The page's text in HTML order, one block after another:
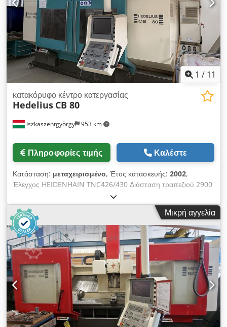
1 / 11
Iszkaszentgyörgy 953 km
κατακόρυφο κέντρο κατεργασίας
Hedelius CB 80
Πληροφορίες τιμής Καλέστε
Κατάσταση: μεταχειρισμένο, Έτος κατασκευής: 2002,
Έλεγχος HEIDENHAIN TNC426/430 Διάσταση τραπεζιού 2900
x 750 mm Φορτίο τραπεζιού 2800 kg Διαδρομή Χ 2300 mm
Chedpfey T Ht Dsx Agmoa Διαδρομή Υ 800 mm Διαδρομή Ζ
600 mm Απόσταση άξονα - τραπέζι 10 - 740 mm Κύριος
άξονας 0 - 12000 στρ./λεπτό (άξονας με μοτέρ) Ισχύς κίνησης
25 kW Υποδοχή SK40 Μαγκαζί 30 θέσεων Μέγ. διάμετρος
εργαλείου D80 mm Μέγ. μήκος εργαλείου 330 mm Μέγ. βάρος
εργαλείου 15 kg Βάρος 13000 kg Διαστάσεις ΜxΠxΥ = 6500 x
3100 x 3100 mm Εξοπλισμός, παρελκόμενα - Σύστημα ψύξης
- Εσωτερική ψύξη (IKZ) - CELOX άξονας με μοτέρ - Ταινία
απομάκρυνσης ρινισμάτων Τα έξοδα μεταφοράς και φόρτωσης
δεν περιλαμβάνονται στην τιμή. Το μηχάνημα ελέγχθηκε τεχνικά
από το ουγγρικό σέρβις της HEDELIUS το 2022 και
αντικαταστάθηκαν ανταλλακτικά φθοράς. Από τότε σχεδόν δεν
Μικρή αγγελία